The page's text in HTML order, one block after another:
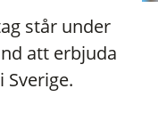
står under
att erbjuda